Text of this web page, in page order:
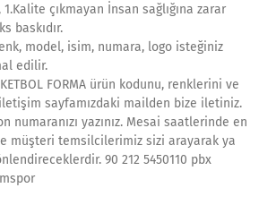
çıkmayan İnsan sağlığına zarar
baskıdır.
model, isim, numara, logo isteğiniz
edilir.
FORMA ürün kodunu, renklerini ve
sayfamızdaki mailden bize iletiniz.
numaranızı yazınız. Mesai saatlerinde en
müşteri temsilcilerimiz sizi arayarak ya
90 212 5450110 pbx